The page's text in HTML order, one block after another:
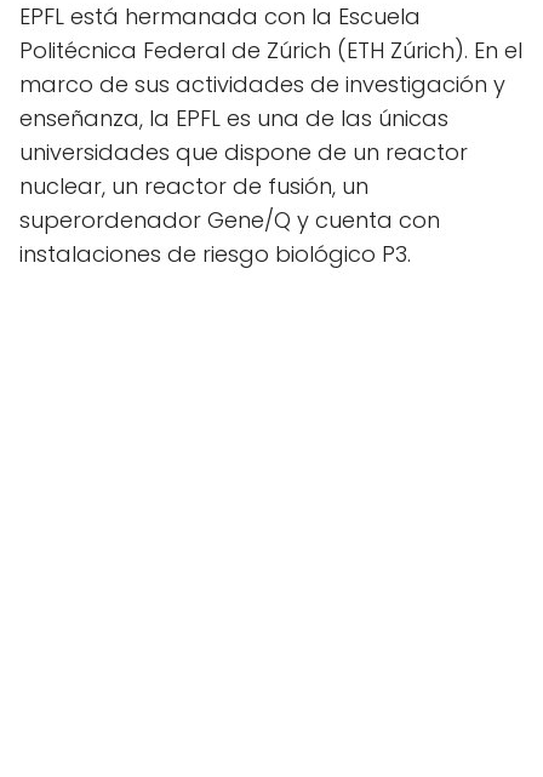
EPFL está hermanada con la Escuela
Politécnica Federal de Zúrich (ETH Zúrich). En el
marco de sus actividades de investigación y
enseñanza, la EPFL es una de las únicas
universidades que dispone de un reactor
nuclear, un reactor de fusión, un
superordenador Gene/Q y cuenta con
instalaciones de riesgo biológico P3.